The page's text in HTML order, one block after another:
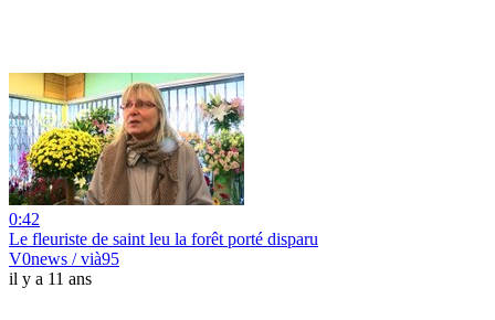
0:42
Le fleuriste de saint leu la forêt porté disparu
V0news / vià95
il y a 11 ans